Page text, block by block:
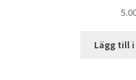
Lägg till